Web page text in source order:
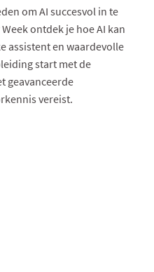
om AI succesvol in te
ontdek je hoe AI kan
assistent en waardevolle
start met de
geavanceerde
vereist.